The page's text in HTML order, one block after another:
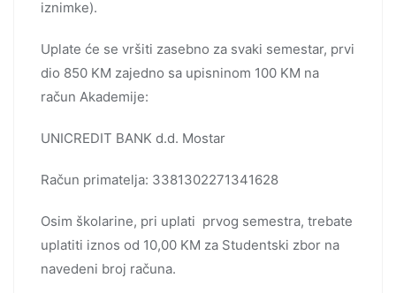
iznimke).
Uplate će se vršiti zasebno za svaki semestar, prvi
dio 850 KM zajedno sa upisninom 100 KM na
račun Akademije:
UNICREDIT BANK d.d. Mostar
Račun primatelja: 3381302271341628
Osim školarine, pri uplati prvog semestra, trebate
uplatiti iznos od 10,00 KM za Studentski zbor na
navedeni broj računa.